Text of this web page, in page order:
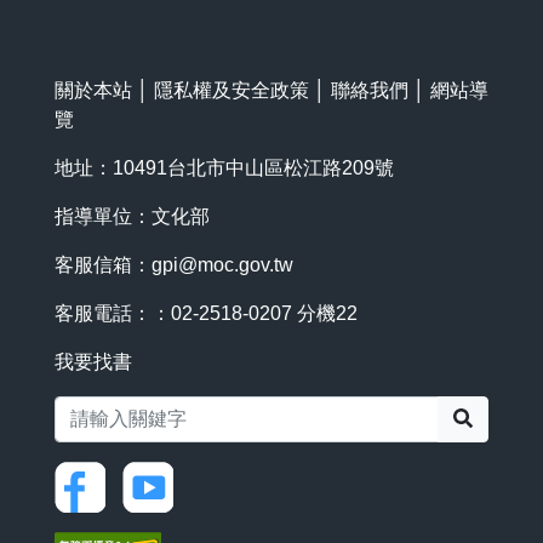
關於本站 隱私權及安全政策 聯絡我們
網站導
覽
地址：10491台北市中山區松江路209號
指導單位：文化部
客服信箱： gpi@moc.gov.tw
客服電話：：02-2518-0207 分機22
我要找書